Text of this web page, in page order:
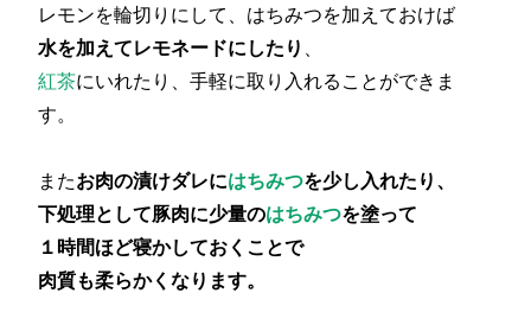
レモンを輪切りにして、はちみつを加えておけば
水を加えてレモネードにしたり
紅茶にいれたり、手軽に取り入れることができま
す。
またお肉の漬けダレにはちみつを少し入れたり、
下処理として豚肉に少量のはちみつを塗って
１時間ほど寝かしておくことで
肉質も柔らかくなります。